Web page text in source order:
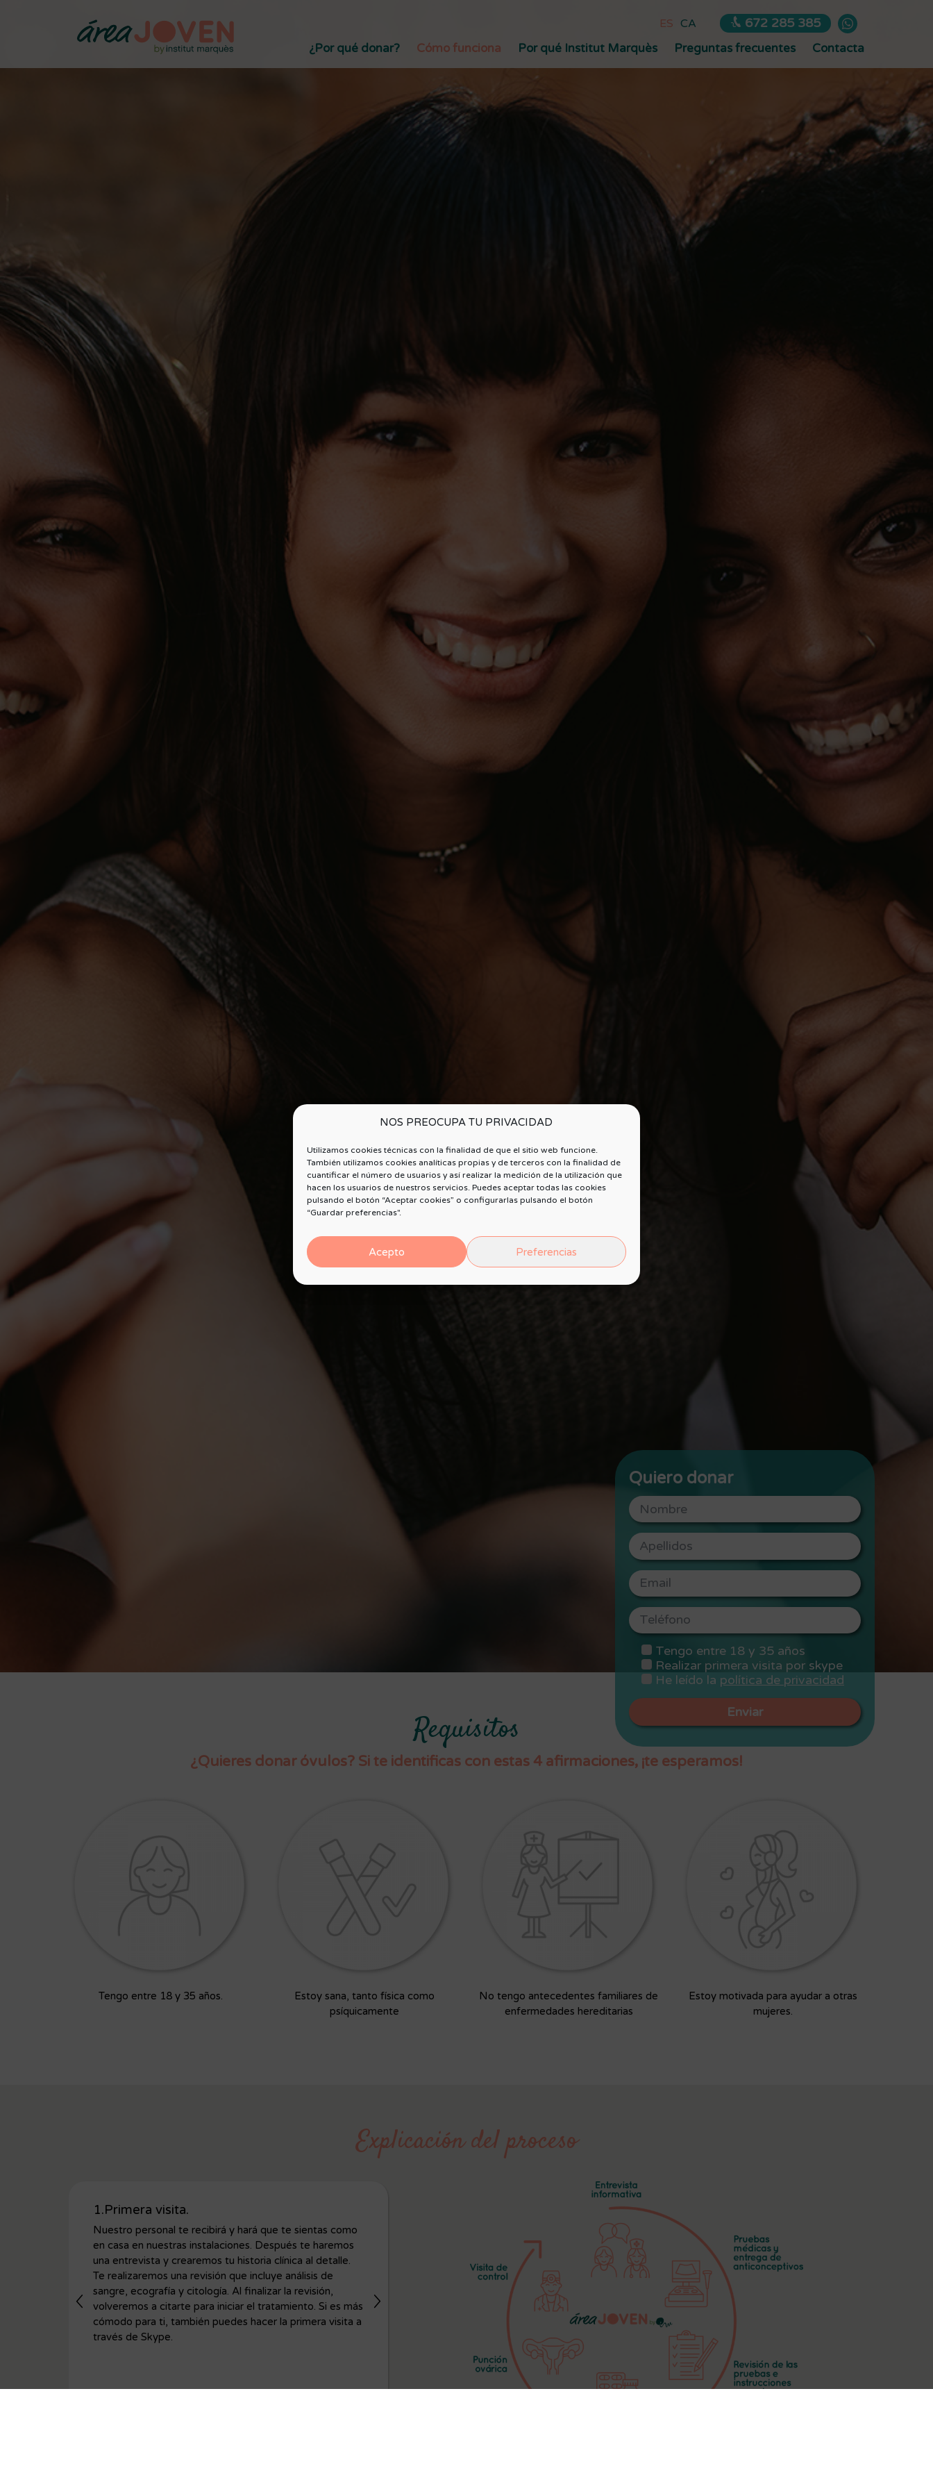
NOS PREOCUPA TU PRIVACIDAD
Utilizamos cookies técnicas con la finalidad de que el sitio web funcione.
También utilizamos cookies analíticas propias y de terceros con la finalidad de
cuantificar el número de usuarios y así realizar la medición de la utilización que
hacen los usuarios de nuestros servicios. Puedes aceptar todas las cookies
pulsando el botón “Aceptar cookies” o configurarlas pulsando el botón
“Guardar preferencias".
Acepto Preferencias
ES CA 672 285 385
¿Por qué donar? Cómo funciona Por qué Institut Marquès Preguntas frecuentes Contacta
Quiero donar
Por favor, deja este campo vacío.
Por favor, deja este campo vacío.
Por favor, deja este campo vacío.
Tengo entre 18 y 35 años
Realizar primera visita por skype
He leído la política de privacidad
Requisitos
¿Quieres donar óvulos? Si te identificas con estas 4 afirmaciones, ¡te esperamos!
Tengo entre 18 y 35 años.
Estoy sana, tanto física como
psíquicamente
No tengo antecedentes familiares de
enfermedades hereditarias
Estoy motivada para ayudar a otras
mujeres.
Explicación del proceso
1.Primera visita.
Nuestro personal te recibirá y hará que te sientas como
en casa en nuestras instalaciones. Después te haremos
una entrevista y crearemos tu historia clínica al detalle.
Te realizaremos una revisión que incluye análisis de
sangre, ecografía y citología. Al finalizar la revisión,
volveremos a citarte para iniciar el tratamiento. Si es más
cómodo para ti, también puedes hacer la primera visita a
través de Skype.
Para poder llevar a cabo la donación, estimularemos tus
ovarios para que produzcan más óvulos maduros en un
mismo ciclo. Para ello, deberás medicarte, siempre bajo
control médico, con inyecciones subcutáneas que
podrás administrarte tú misma en casa (es muy sencillo).
Durante esta fase, que dura entre 10 y 12 días,
realizaremos diversos controles ecográficos
(normalmente entre 2 y 4 controles) haciendo todo lo
posible por ajustarnos a tus horarios. (Evidentemente,
todo este tratamiento no te supondrá ningún gasto).
punción que se realiza en quirófano y
tipo de anestesia suave). Se lleva a cabo,
ecográfico, vía vaginal sin ningún tipo de
proceso dura de 15 a 20 minutos.
permanecer en el centro dos horas antes
Es necesario venir acompañada el día de